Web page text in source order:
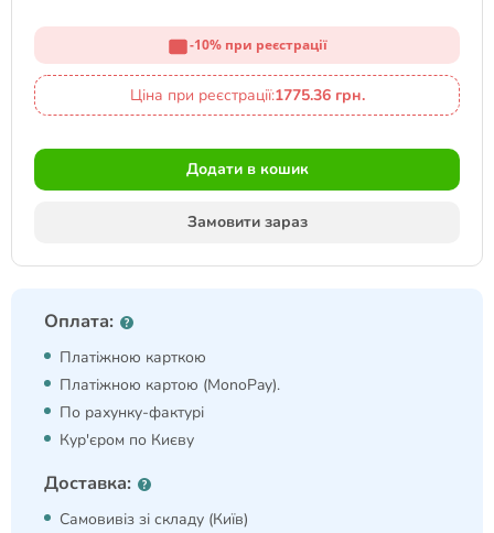
-10% при реєстрації
Ціна при реєстрації:1775.36 грн.
Додати в кошик
Замовити зараз
Оплата:
Платіжною карткою
Платіжною картою (MonoPay).
По рахунку-фактурі
Кур'єром по Києву
Доставка:
Самовивіз зі складу (Київ)